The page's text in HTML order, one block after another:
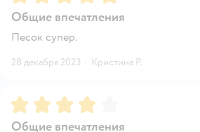
Общие впечатления
Песок супер.
28 декабря 2023 · Кристина Р.
Рейтинг:4
Общие впечатления